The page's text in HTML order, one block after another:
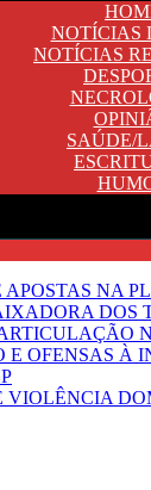
NOTÍCIAS
NOTÍCIAS
SAÚDE/
NA
DOS
E OFENSAS À
VIOLÊNCIA